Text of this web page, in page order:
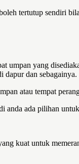
tertutup sendiri
umpan yang
dapur dan sebagainya.
atau tempat
ada pilihan
kuat untuk